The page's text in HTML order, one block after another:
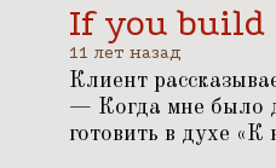
If you build
11 лет назад
Клиент
— Когда мне было
готовить в духе «К